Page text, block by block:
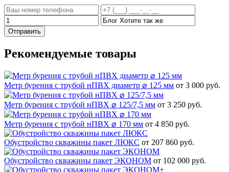
Отправить
Рекомендуемые товары
Метр бурения с трубой нПВХ диаметр ⌀ 125 мм от 3 000 руб.
Метр бурения с трубой нПВХ ⌀ 125/7,5 мм от 3 250 руб.
Метр бурения с трубой нПВХ ⌀ 170 мм от 4 850 руб.
Обустройство скважины пакет ЛЮКС от 207 860 руб.
Обустройство скважины пакет ЭКОНОМ от 102 000 руб.